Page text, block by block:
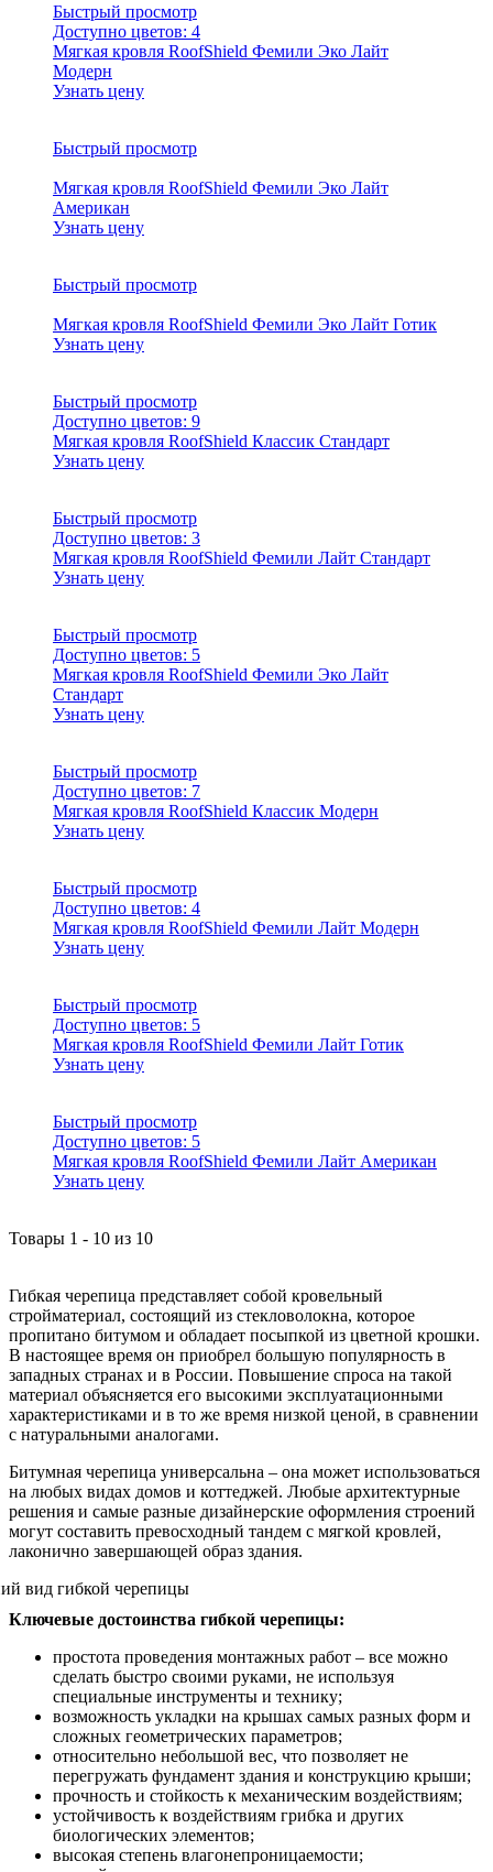
Быстрый просмотр
Доступно цветов: 4
Мягкая кровля RoofShield Фемили Эко Лайт
Модерн
Узнать цену
Быстрый просмотр
Мягкая кровля RoofShield Фемили Эко Лайт
Американ
Узнать цену
Быстрый просмотр
Мягкая кровля RoofShield Фемили Эко Лайт Готик
Узнать цену
Быстрый просмотр
Доступно цветов: 9
Мягкая кровля RoofShield Классик Стандарт
Узнать цену
Быстрый просмотр
Доступно цветов: 3
Мягкая кровля RoofShield Фемили Лайт Стандарт
Узнать цену
Быстрый просмотр
Доступно цветов: 5
Мягкая кровля RoofShield Фемили Эко Лайт
Стандарт
Узнать цену
Быстрый просмотр
Доступно цветов: 7
Мягкая кровля RoofShield Классик Модерн
Узнать цену
Быстрый просмотр
Доступно цветов: 4
Мягкая кровля RoofShield Фемили Лайт Модерн
Узнать цену
Быстрый просмотр
Доступно цветов: 5
Мягкая кровля RoofShield Фемили Лайт Готик
Узнать цену
Быстрый просмотр
Доступно цветов: 5
Мягкая кровля RoofShield Фемили Лайт Американ
Узнать цену
Товары 1 - 10 из 10
Гибкая черепица представляет собой кровельный
стройматериал, состоящий из стекловолокна, которое
пропитано битумом и обладает посыпкой из цветной крошки.
В настоящее время он приобрел большую популярность в
западных странах и в России. Повышение спроса на такой
материал объясняется его высокими эксплуатационными
характеристиками и в то же время низкой ценой, в сравнении
с натуральными аналогами.
Битумная черепица универсальна – она может использоваться
на любых видах домов и коттеджей. Любые архитектурные
решения и самые разные дизайнерские оформления строений
могут составить превосходный тандем с мягкой кровлей,
лаконично завершающей образ здания.
Ключевые достоинства гибкой черепицы:
простота проведения монтажных работ – все можно
сделать быстро своими руками, не используя
специальные инструменты и технику;
возможность укладки на крышах самых разных форм и
сложных геометрических параметров;
относительно небольшой вес, что позволяет не
перегружать фундамент здания и конструкцию крыши;
прочность и стойкость к механическим воздействиям;
устойчивость к воздействиям грибка и других
биологических элементов;
высокая степень влагонепроницаемости;